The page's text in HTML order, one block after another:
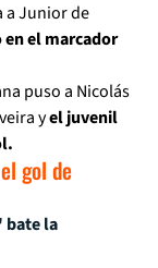
a Junior de
el marcador
puso a Nicolás
yel juvenil
gol de
bate la